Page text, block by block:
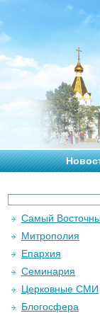
Самый
Митрополия
Епархия
Семинария
Церковные СМИ
Блогосфера